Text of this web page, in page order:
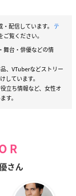
配信しています。 テ
覧ください。
舞台・俳優などの情
、VTuberなどストリー
しています。
立ち情報など、女性オ
す。
さん